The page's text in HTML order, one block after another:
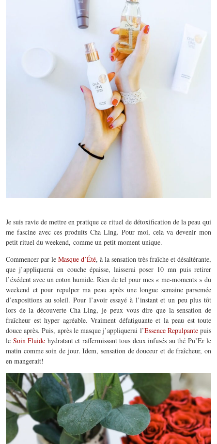
Je suis ravie de mettre en pratique ce rituel de détoxification de la peau qui
me fascine avec ces produits Cha Ling. Pour moi, cela va devenir mon
petit rituel du weekend, comme un petit moment unique.
Commencer par le Masque d’Été, à la sensation très fraîche et désaltérante,
que j’appliquerai en couche épaisse, laisserai poser 10 mn puis retirer
l’éxédent avec un coton humide. Rien de tel pour mes « me-moments » du
weekend et pour repulper ma peau après une longue semaine parsemée
d’expositions au soleil. Pour l’avoir essayé à l’instant et un peu plus tôt
lors de la découverte Cha Ling, je peux vous dire que la sensation de
fraîcheur est hyper agréable. Vraiment défatiguante et la peau est toute
douce après. Puis, après le masque j’appliquerai l’Essence Repulpantepuis
le Soin Fluide hydratant et raffermissant tous deux infusés au thé Pu’Er le
matin comme soin de jour. Idem, sensation de douceur et de fraîcheur, on
en mangerait!